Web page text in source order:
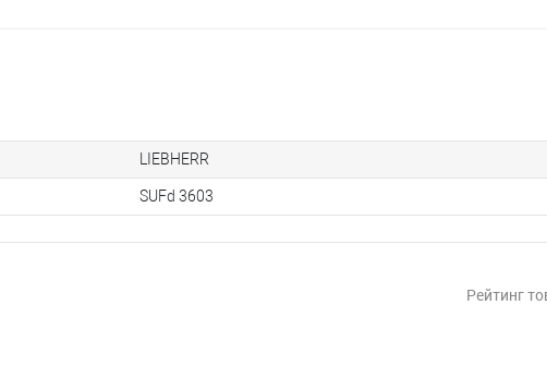
LIEBHERR
SUFd 3603
Рейтинг